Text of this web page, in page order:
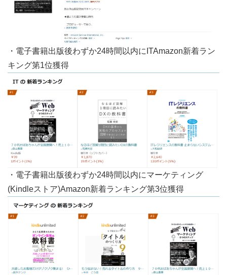
・電子書籍出版後わずか24時間以内にITAmazon新着ラン
キング第1位獲得
・電子書籍出版後わずか24時間以内にマーケティング
(Kindleストア)Amazon新着ランキング第3位獲得